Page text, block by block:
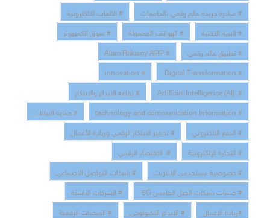
# مبادرة جريدة عالم رقمي بالجامعات
# الالعاب الالكترونية
# البنية التحتية
# الهواتف المحمولة
# سوق الكمبيوتر
# تطبيق عالم رقمي
# Alam Rakamy APP
# Digital Transformation
# innovation
# Artificial Intelligence (AI)
# ثقافة الابداع والابتكار
# technology and communication Information
# حماية البيانات
# الدفع الالكتروني
# تحفيز الابتكار الرقمي وريادة الأعمال
# التجارة الإلكترونية
# الاقتصاد الرقمي
# خصوصية مستخدمى الانترنت
# شبكات التواصل الاجتماعي
# خدمات شبكات الجيل الخامس 5G
# الشركات الناشئة
#ريادة الاعمال
# الابداع التكنولوجي
# المنصات الرقمية